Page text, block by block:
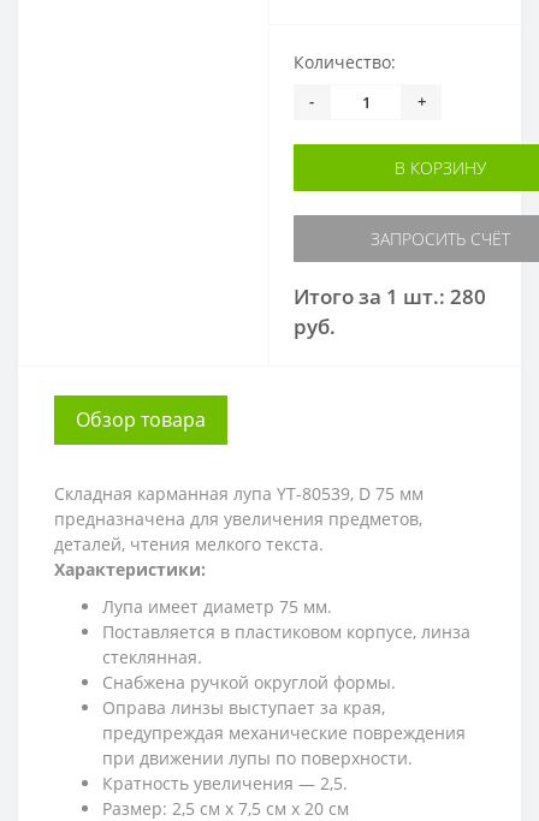
Количество:
- +
В КОРЗИНУ
ЗАПРОСИТЬ СЧЁТ
Итого за 1 шт.: 280
руб.
Обзор товара
Складная карманная лупа YT-80539, D 75 мм
предназначена для увеличения предметов,
деталей, чтения мелкого текста.
Характеристики:
Лупа имеет диаметр 75 мм.
Поставляется в пластиковом корпусе, линза
стеклянная.
Снабжена ручкой округлой формы.
Оправа линзы выступает за края,
предупреждая механические повреждения
при движении лупы по поверхности.
Кратность увеличения — 2,5.
Размер: 2,5 см x 7,5 см x 20 см